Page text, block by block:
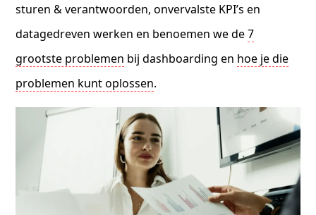
sturen & verantwoorden, onvervalste KPI’s en
datagedreven werken en benoemen we de7
grootste problemen bij dashboarding en hoe je die
problemen kunt oplossen.